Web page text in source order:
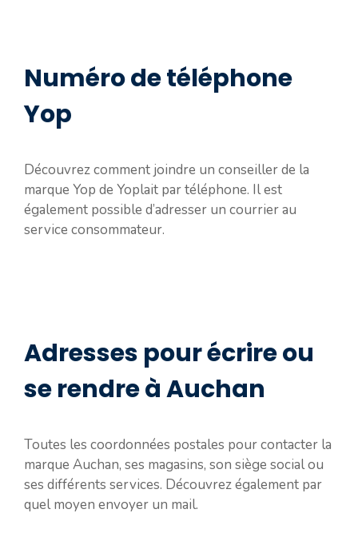
Numéro de téléphone
Yop
Découvrez comment joindre un conseiller de la
marque Yop de Yoplait par téléphone. Il est
également possible d’adresser un courrier au
service consommateur.
Adresses pour écrire ou
se rendre à Auchan
Toutes les coordonnées postales pour contacter la
marque Auchan, ses magasins, son siège social ou
ses différents services. Découvrez également par
quel moyen envoyer un mail.